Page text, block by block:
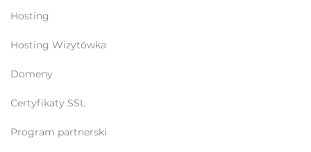
Hosting
Hosting Wizytówka
Domeny
Certyfikaty SSL
Program partnerski